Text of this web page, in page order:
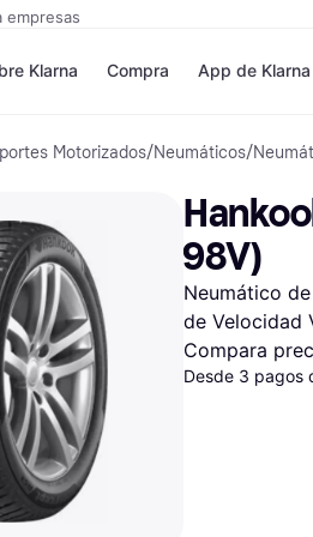
empresas
Klarna
Formas de pago
Paga ahora
Paga en 3 plazos
Paga en 30 días
Financiación
Klarna en Apple
Compra
Tiendas
Shein
Zalando
Zara
JD Sports
Directorio de
App de Klarna
Motorizados/Neumáticos/
98V)
Neumático
de Velocidad
Compara
Desde 3 pagos